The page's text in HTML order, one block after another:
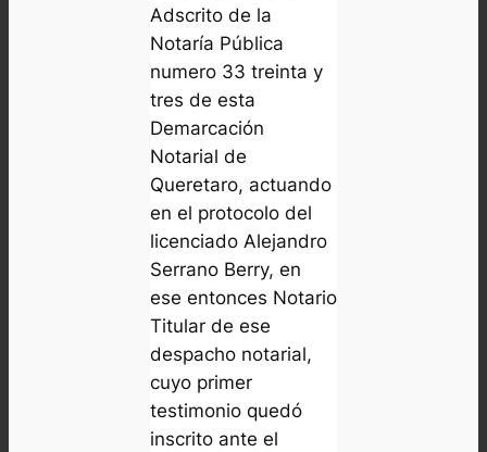
Adscrito de la
Notaría Pública
numero 33 treinta y
tres de esta
Demarcación
Notarial de
Queretaro, actuando
en el protocolo del
licenciado Alejandro
Serrano Berry, en
ese entonces Notario
Titular de ese
despacho notarial,
cuyo primer
testimonio quedó
inscrito ante el